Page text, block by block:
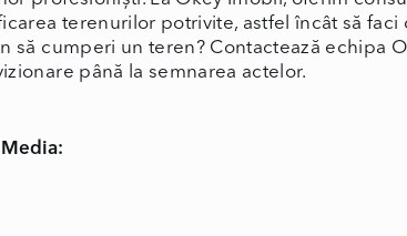
terenurilor potrivite, astfel încât să faci
să cumperi un teren? Contactează echipa
până la semnarea actelor.